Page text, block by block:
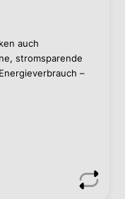
auch
stromsparende
–
wissen wollen.
Christian Hödl